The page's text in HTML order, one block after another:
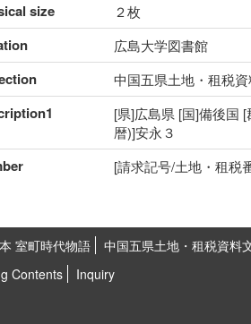
size ２枚
広島大学図書館
中国五県土地・租税
[県]広島県 [国]備後国
暦)]安永３
[請求記号/土地・租税
室町時代物語
中国五県土地・租税資料
Contents
Inquiry